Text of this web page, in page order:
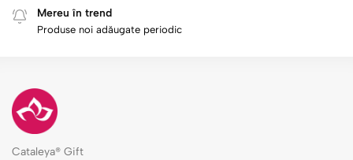
Mereu în trend
Produse noi adăugate periodic
Cataleya® Gift